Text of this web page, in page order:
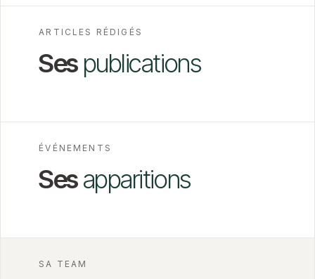
ARTICLES RÉDIGÉS
Ses publications
ÉVÉNEMENTS
Sesapparitions
SA TEAM